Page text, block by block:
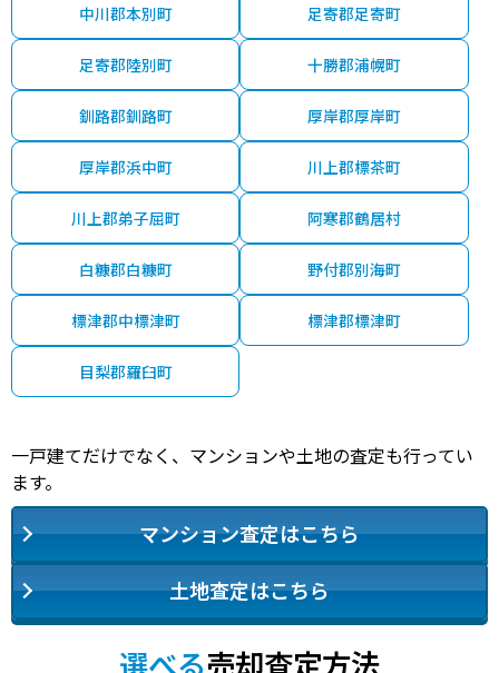
中川郡本別町 足寄郡足寄町
足寄郡陸別町 十勝郡浦幌町
釧路郡釧路町 厚岸郡厚岸町
厚岸郡浜中町 川上郡標茶町
川上郡弟子屈町 阿寒郡鶴居村
白糠郡白糠町 野付郡別海町
標津郡中標津町 標津郡標津町
目梨郡羅臼町
一戸建てだけでなく、マンションや土地の査定も行ってい
ます。
マンション査定はこちら
土地査定はこちら
選べる売却査定方法